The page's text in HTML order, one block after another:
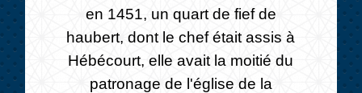
en 1451, un quart de fief de
haubert, dont le chef était assis à
Hébécourt, elle avait la moitié du
patronage de l'église de la